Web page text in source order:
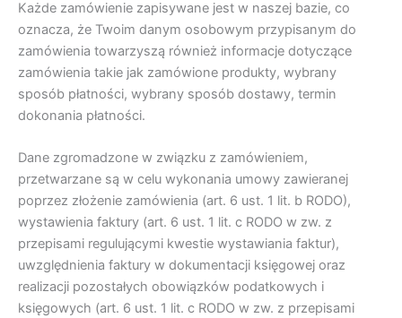
Każde zamówienie zapisywane jest w naszej bazie, co
oznacza, że Twoim danym osobowym przypisanym do
zamówienia towarzyszą również informacje dotyczące
zamówienia takie jak zamówione produkty, wybrany
sposób płatności, wybrany sposób dostawy, termin
dokonania płatności.
Dane zgromadzone w związku z zamówieniem,
przetwarzane są w celu wykonania umowy zawieranej
poprzez złożenie zamówienia (art. 6 ust. 1 lit. b RODO),
wystawienia faktury (art. 6 ust. 1 lit. c RODO w zw. z
przepisami regulującymi kwestie wystawiania faktur),
uwzględnienia faktury w dokumentacji księgowej oraz
realizacji pozostałych obowiązków podatkowych i
księgowych (art. 6 ust. 1 lit. c RODO w zw. z przepisami